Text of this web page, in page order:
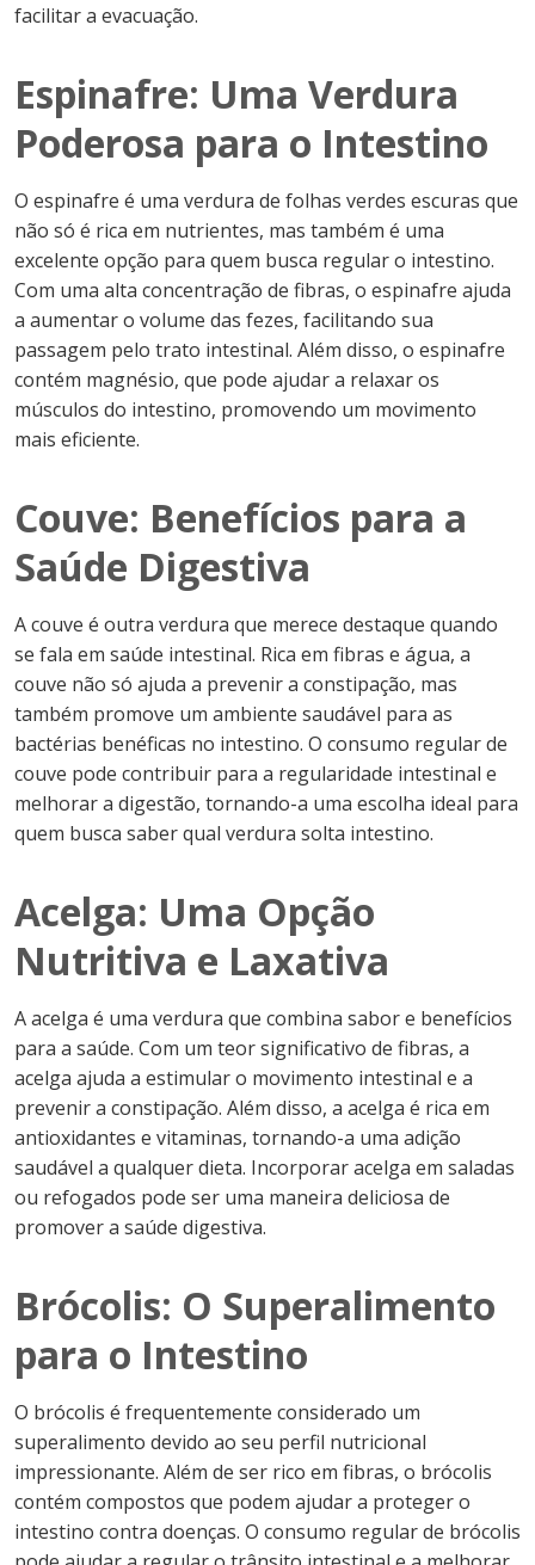
facilitar a evacuação.
Espinafre: Uma Verdura
Poderosa para o Intestino
O espinafre é uma verdura de folhas verdes escuras que
não só é rica em nutrientes, mas também é uma
excelente opção para quem busca regular o intestino.
Com uma alta concentração de fibras, o espinafre ajuda
a aumentar o volume das fezes, facilitando sua
passagem pelo trato intestinal. Além disso, o espinafre
contém magnésio, que pode ajudar a relaxar os
músculos do intestino, promovendo um movimento
mais eficiente.
Couve: Benefícios para a
Saúde Digestiva
A couve é outra verdura que merece destaque quando
se fala em saúde intestinal. Rica em fibras e água, a
couve não só ajuda a prevenir a constipação, mas
também promove um ambiente saudável para as
bactérias benéficas no intestino. O consumo regular de
couve pode contribuir para a regularidade intestinal e
melhorar a digestão, tornando-a uma escolha ideal para
quem busca saber qual verdura solta intestino.
Acelga: Uma Opção
Nutritiva e Laxativa
A acelga é uma verdura que combina sabor e benefícios
para a saúde. Com um teor significativo de fibras, a
acelga ajuda a estimular o movimento intestinal e a
prevenir a constipação. Além disso, a acelga é rica em
antioxidantes e vitaminas, tornando-a uma adição
saudável a qualquer dieta. Incorporar acelga em saladas
ou refogados pode ser uma maneira deliciosa de
promover a saúde digestiva.
Brócolis: O Superalimento
para o Intestino
O brócolis é frequentemente considerado um
superalimento devido ao seu perfil nutricional
impressionante. Além de ser rico em fibras, o brócolis
contém compostos que podem ajudar a proteger o
intestino contra doenças. O consumo regular de brócolis